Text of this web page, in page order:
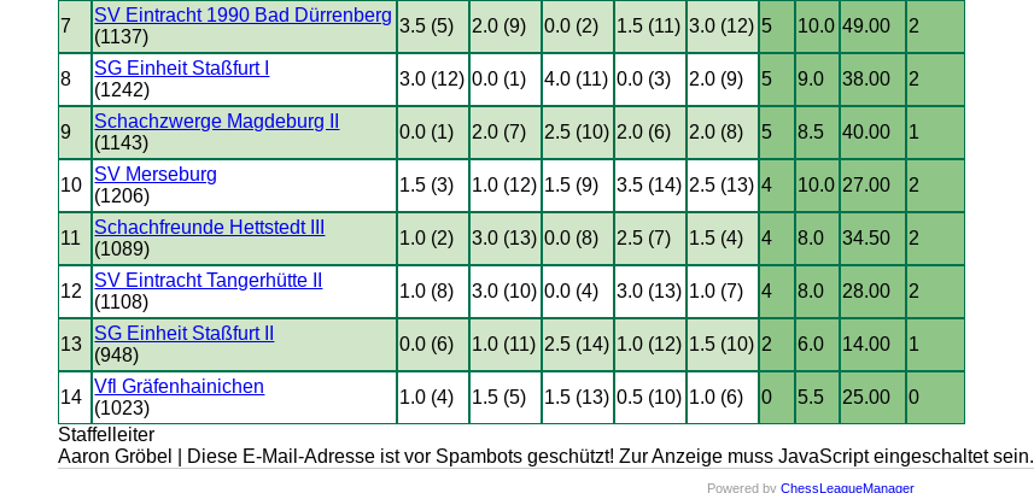
7
SV Eintracht 1990 Bad Dürrenberg
(1137)
3.5 (5) 2.0 (9) 0.0 (2) 1.5 (11) 3.0 (12) 5 10.0 49.00 2
8
SG Einheit Staßfurt I
(1242)
3.0 (12) 0.0 (1) 4.0 (11) 0.0 (3) 2.0 (9) 5 9.0 38.00 2
9
Schachzwerge Magdeburg II
(1143)
0.0 (1) 2.0 (7) 2.5 (10) 2.0 (6) 2.0 (8) 5 8.5 40.00 1
10
SV Merseburg
(1206)
1.5 (3) 1.0 (12) 1.5 (9) 3.5 (14) 2.5 (13) 4 10.0 27.00 2
11
Schachfreunde Hettstedt III
(1089)
1.0 (2) 3.0 (13) 0.0 (8) 2.5 (7) 1.5 (4) 4 8.0 34.50 2
12
SV Eintracht Tangerhütte II
(1108)
1.0 (8) 3.0 (10) 0.0 (4) 3.0 (13) 1.0 (7) 4 8.0 28.00 2
13
SG Einheit Staßfurt II
(948)
0.0 (6) 1.0 (11) 2.5 (14) 1.0 (12) 1.5 (10) 2 6.0 14.00 1
14
Vfl Gräfenhainichen
(1023)
1.0 (4) 1.5 (5) 1.5 (13) 0.5 (10) 1.0 (6) 0 5.5 25.00
0
Staffelleiter
Aaron Gröbel |
Diese E-Mail-Adresse ist vor Spambots geschützt! Zur Anzeige muss JavaScript eingeschaltet sein.
Powered by ChessLeagueManager